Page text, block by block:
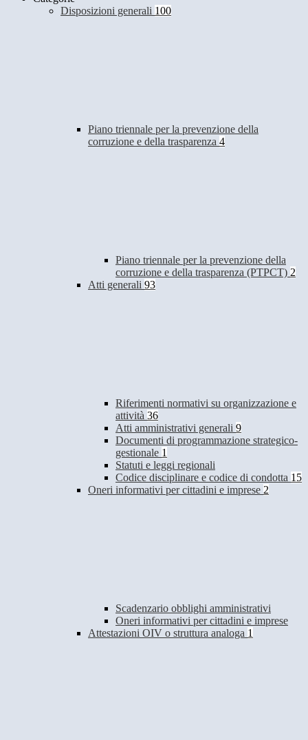
Disposizioni generali 100
Piano triennale per la prevenzione della
corruzione e della trasparenza 4
Piano triennale per la prevenzione della
corruzione e della trasparenza (PTPCT) 2
Atti generali 93
Riferimenti normativi su organizzazione e
attività 36
Atti amministrativi generali 9
Documenti di programmazione strategico-
gestionale 1
Statuti e leggi regionali
Codice disciplinare e codice di condotta 15
Oneri informativi per cittadini e imprese 2
Scadenzario obblighi amministrativi
Oneri informativi per cittadini e imprese
Attestazioni OIV o struttura analoga 1